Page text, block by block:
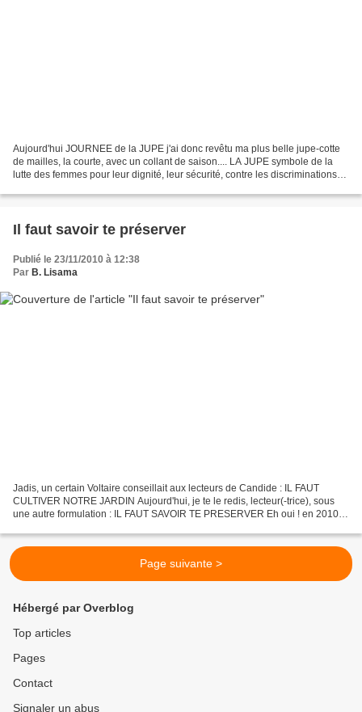
Aujourd'hui JOURNEE de la JUPE j'ai donc revêtu ma plus belle jupe-cotte
de mailles, la courte, avec un collant de saison.... LA JUPE symbole de la
lutte des femmes pour leur dignité, leur sécurité, contre les discriminations
Il faut savoir te préserver
Publié le 23/11/2010 à 12:38
Par B. Lisama
Jadis, un certain Voltaire conseillait aux lecteurs de Candide : IL FAUT
CULTIVER NOTRE JARDIN Aujourd'hui, je te le redis, lecteur(-trice), sous
une autre formulation : IL FAUT SAVOIR TE PRESERVER Eh oui ! en 2010 il
Page suivante >
Hébergé par Overblog
Top articles
Pages
Contact
Signaler un abus